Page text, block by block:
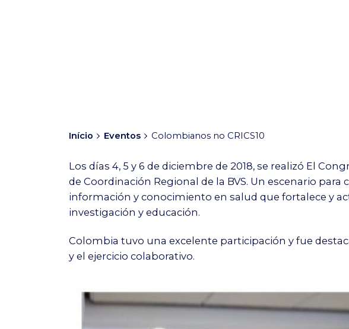
Início Eventos Colombianos no CRICS10
Los días 4, 5 y 6 de diciembre de 2018, se realizó El
de Coordinación Regional de la BVS. Un escenario
información y conocimiento en salud que fortalece y
investigación y educación.
Colombia tuvo una excelente participación y fue
y el ejercicio colaborativo.